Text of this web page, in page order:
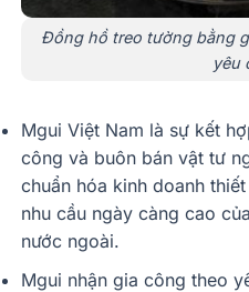
Đồng hồ treo tường bằng
yêu
Mgui Việt Nam là sự kết
công và buôn bán vật tư
chuẩn hóa kinh doanh
nhu cầu ngày càng cao
nước ngoài.
Mgui nhận gia công theo